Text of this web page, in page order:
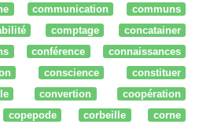
communication
communs
comptage
concatainer
conférence
connaissances
conscience
constituer
convertion
coopération
copepode corbeille
corne